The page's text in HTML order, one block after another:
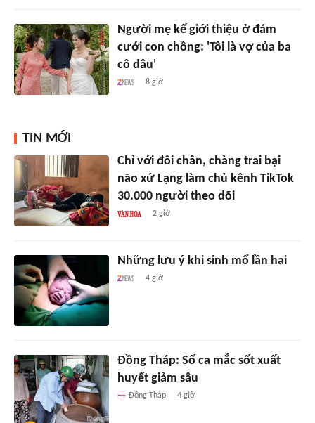
Người mẹ kế giới thiệu ở đám
cưới con chồng: 'Tôi là vợ của ba
cô dâu'
8 giờ
TIN MỚI
Chỉ với đôi chân, chàng trai bại
não xứ Lạng làm chủ kênh TikTok
30.000 người theo dõi
2 giờ
Những lưu ý khi sinh mổ lần hai
4 giờ
Đồng Tháp: Số ca mắc sốt xuất
huyết giảm sâu
Đồng Tháp 4 giờ